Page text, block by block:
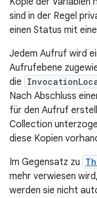
sind in der Regel
einen Status mit
Jedem Aufruf wird
Aufrufebene
die
Nach Abschluss
für den Aufruf
Collection
diese Kopien
Im Gegensatz zu
mehr verwiesen
werden sie nicht